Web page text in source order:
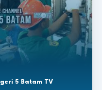
5 Batam TV